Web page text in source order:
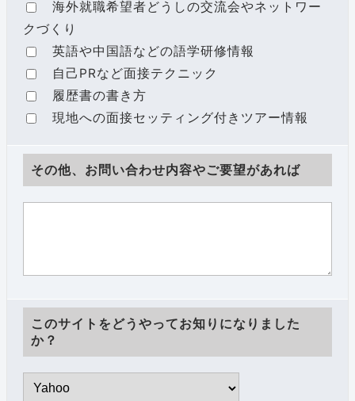
海外就職希望者どうしの交流会やネットワー
クづくり
英語や中国語などの語学研修情報
自己PRなど面接テクニック
履歴書の書き方
現地への面接セッティング付きツアー情報
その他、お問い合わせ内容やご要望があれば
このサイトをどうやってお知りになりました
か？